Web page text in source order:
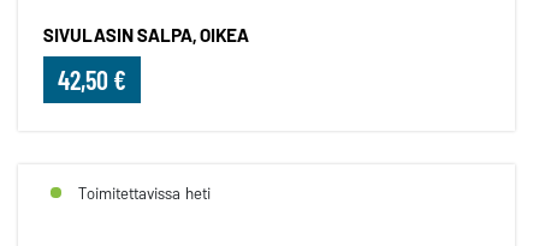
SIVULASIN SALPA, OIKEA
42,50 €
Toimitettavissa heti